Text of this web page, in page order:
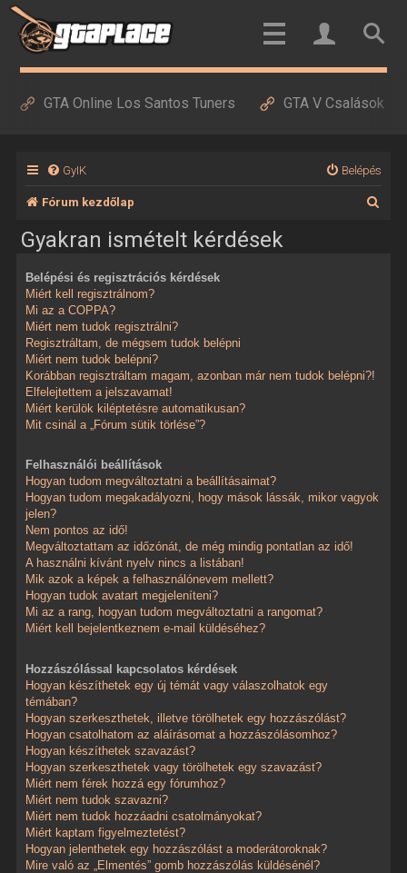
GTA Online Los Santos Tuners GTA V Csalások
GyIK Belépés
Fórum kezdőlap
Gyakran ismételt kérdések
Belépési és regisztrációs kérdések
Miért kell regisztrálnom?
Mi az a COPPA?
Miért nem tudok regisztrálni?
Regisztráltam, de mégsem tudok belépni
Miért nem tudok belépni?
Korábban regisztráltam magam, azonban már nem tudok belépni?!
Elfelejtettem a jelszavamat!
Miért kerülök kiléptetésre automatikusan?
Mit csinál a „Fórum sütik törlése”?
Felhasználói beállítások
Hogyan tudom megváltoztatni a beállításaimat?
Hogyan tudom megakadályozni, hogy mások lássák, mikor vagyok
jelen?
Nem pontos az idő!
Megváltoztattam az időzónát, de még mindig pontatlan az idő!
A használni kívánt nyelv nincs a listában!
Mik azok a képek a felhasználónevem mellett?
Hogyan tudok avatart megjeleníteni?
Mi az a rang, hogyan tudom megváltoztatni a rangomat?
Miért kell bejelentkeznem e-mail küldéséhez?
Hozzászólással kapcsolatos kérdések
Hogyan készíthetek egy új témát vagy válaszolhatok egy
témában?
Hogyan szerkeszthetek, illetve törölhetek egy hozzászólást?
Hogyan csatolhatom az aláírásomat a hozzászólásomhoz?
Hogyan készíthetek szavazást?
Hogyan szerkeszthetek vagy törölhetek egy szavazást?
Miért nem férek hozzá egy fórumhoz?
Miért nem tudok szavazni?
Miért nem tudok hozzáadni csatolmányokat?
Miért kaptam figyelmeztetést?
Hogyan jelenthetek egy hozzászólást a moderátoroknak?
Mire való az „Elmentés” gomb hozzászólás küldésénél?